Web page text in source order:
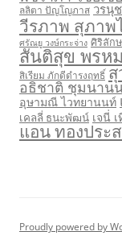
ลลิตา ปัญโญภาส วรนุ
วีรภาพ สุภาพ
ศรัณยู วงษ์กระจ่าง ศิริลัก
สันติสุข พรห
สิเรียม ภักดีดำรงฤทธิ์ สุ
อธิชาติ ชุมนาน
อุษามณี ไวทยานนท์
เคลลี่ ธนะพัฒน์ เจนี่
แอน ทองประ
Proudly powered by